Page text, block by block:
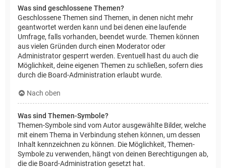
Was sind geschlossene Themen?
Geschlossene Themen sind Themen, in denen nicht mehr
geantwortet werden kann und bei denen eine laufende
Umfrage, falls vorhanden, beendet wurde. Themen können
aus vielen Gründen durch einen Moderator oder
Administrator gesperrt werden. Eventuell hast du auch die
Möglichkeit, deine eigenen Themen zu schließen, sofern dies
durch die Board-Administration erlaubt wurde.
Nach oben
Was sind Themen-Symbole?
Themen-Symbole sind vom Autor ausgewählte Bilder, welche
mit einem Thema in Verbindung stehen können, um dessen
Inhalt kennzeichnen zu können. Die Möglichkeit, Themen-
Symbole zu verwenden, hängt von deinen Berechtigungen ab,
die die Board-Administration gesetzt hat.